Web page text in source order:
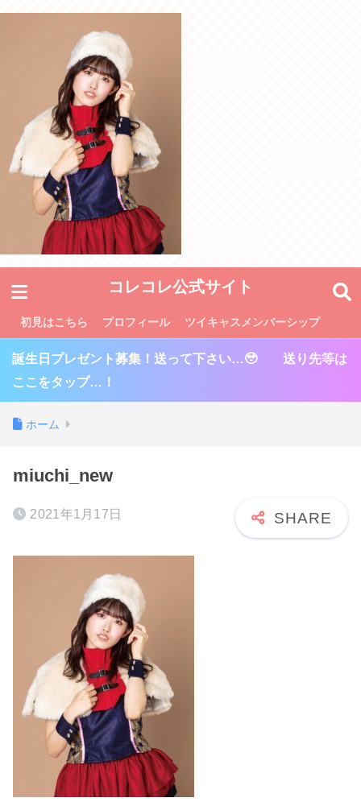
コレコレ公式サイト
初見はこちら プロフィール ツイキャスメンバーシップ
誕生日プレゼント募集！送って下さい…🥹 送り先等は
ここをタップ…！
ホーム
miuchi_new
2021年1月17日